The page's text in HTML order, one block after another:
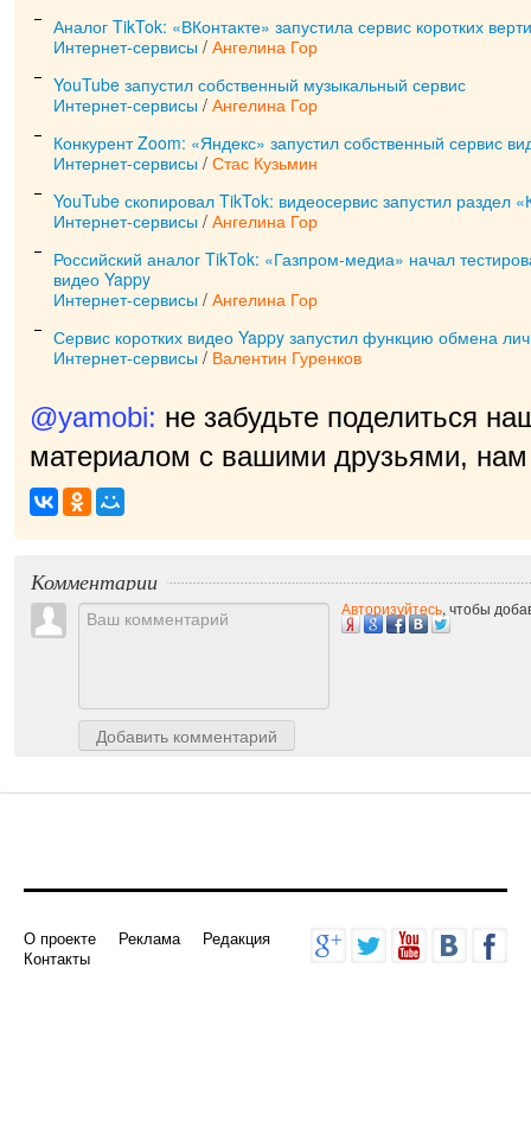
Аналог TikTok: «ВКонтакте» запустила сервис коротких
Интернет-сервисы / Ангелина Гор
YouTube запустил собственный музыкальный сервис
Интернет-сервисы / Ангелина Гор
Конкурент Zoom: «Яндекс» запустил собственный сервис
Интернет-сервисы / Стас Кузьмин
YouTube скопировал TikTok: видеосервис запустил раздел
Интернет-сервисы / Ангелина Гор
Российский аналог TikTok: «Газпром-медиа» начал
видео Yappy
Интернет-сервисы / Ангелина Гор
Сервис коротких видео Yappy запустил функцию обмена
Интернет-сервисы / Валентин Гуренков
@yamobi: не забудьте поделиться
материалом с вашими друзьями, нам
прия|
Комментарии